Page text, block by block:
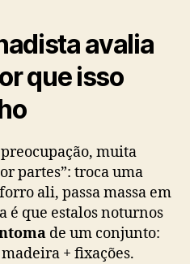
avalia
que isso
muita
partes”: troca uma
ali, passa massa em
é que estalos noturnos
de um conjunto:
+ fixações.